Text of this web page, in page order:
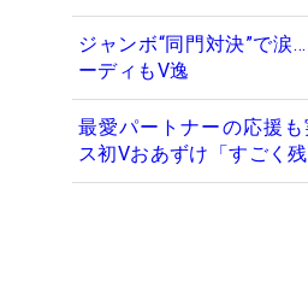
ジャンボ“同門対決”で
ーディもV逸
最愛パートナーの応援
ス初Vおあずけ「すごく残